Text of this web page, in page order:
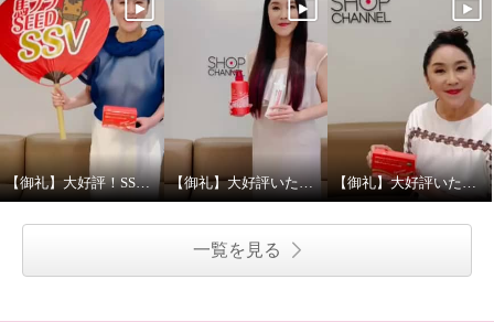
【御礼】大好評！SSV放送ありがとうございました！ 【御礼】大好評いただきありがとうございました！ 【御礼】大好評いただきありがとうございました！
一覧を見る